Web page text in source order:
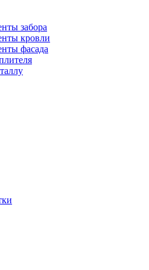
забора
кровли
фасада